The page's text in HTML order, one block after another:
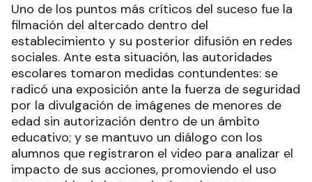
Uno de los puntos más críticos del suceso fue la
filmación del altercado dentro del
establecimiento y su posterior difusión en redes
sociales. Ante esta situación, las autoridades
escolares tomaron medidas contundentes: se
radicó una exposición ante la fuerza de seguridad
por la divulgación de imágenes de menores de
edad sin autorización dentro de un ámbito
educativo; y se mantuvo un diálogo con los
alumnos que registraron el video para analizar el
impacto de sus acciones, promoviendo el uso